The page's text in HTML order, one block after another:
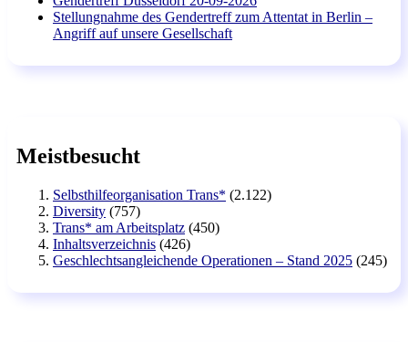
Stellungnahme des Gendertreff zum Attentat in Berlin –
Angriff auf unsere Gesellschaft
Meistbesucht
Selbsthilfeorganisation Trans* (2.122)
Diversity (757)
Trans* am Arbeitsplatz (450)
Inhaltsverzeichnis (426)
Geschlechtsangleichende Operationen – Stand 2025 (245)